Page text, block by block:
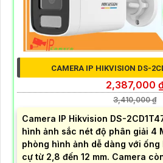
CAMERA IP HIKVISION DS-
2,387,000
3,410,000 ₫
Camera IP Hikvision DS-
hình ảnh sắc nét độ phân giải 4
phòng hình ảnh dễ dàng với
cự từ 2,8 đến 12 mm. Camera